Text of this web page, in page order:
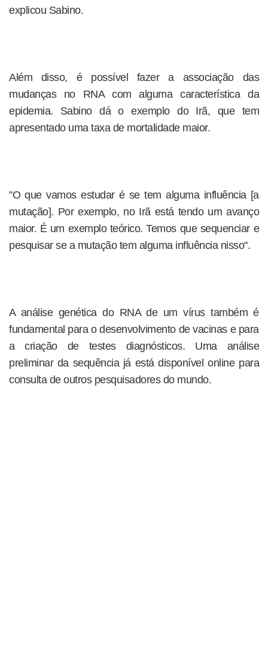
explicou Sabino.
Além disso, é possível fazer a associação das
mudanças no RNA com alguma característica da
epidemia. Sabino dá o exemplo do Irã, que tem
apresentado uma taxa de mortalidade maior.
"O que vamos estudar é se tem alguma influência [a
mutação]. Por exemplo, no Irã está tendo um avanço
maior. É um exemplo teórico. Temos que sequenciar e
pesquisar se a mutação tem alguma influência nisso".
A análise genética do RNA de um vírus também é
fundamental para o desenvolvimento de vacinas e para
a criação de testes diagnósticos. Uma análise
preliminar da sequência já está disponível online para
consulta de outros pesquisadores do mundo.